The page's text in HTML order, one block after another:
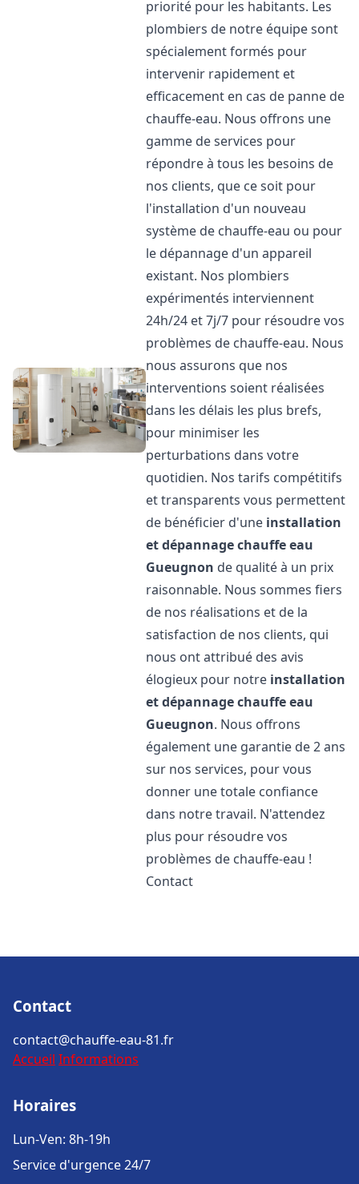
priorité pour les habitants. Les
plombiers de notre équipe sont
spécialement formés pour
intervenir rapidement et
efficacement en cas de panne de
chauffe-eau. Nous offrons une
gamme de services pour
répondre à tous les besoins de
nos clients, que ce soit pour
l'installation d'un nouveau
système de chauffe-eau ou pour
le dépannage d'un appareil
existant. Nos plombiers
expérimentés interviennent
24h/24 et 7j/7 pour résoudre vos
problèmes de chauffe-eau. Nous
nous assurons que nos
interventions soient réalisées
dans les délais les plus brefs,
pour minimiser les
perturbations dans votre
quotidien. Nos tarifs compétitifs
et transparents vous permettent
de bénéficier d'une installation
et dépannage chauffe eau
Gueugnon de qualité à un prix
raisonnable. Nous sommes fiers
de nos réalisations et de la
satisfaction de nos clients, qui
nous ont attribué des avis
élogieux pour notre installation
et dépannage chauffe eau
Gueugnon. Nous offrons
également une garantie de 2 ans
sur nos services, pour vous
donner une totale confiance
dans notre travail. N'attendez
plus pour résoudre vos
problèmes de chauffe-eau !
Contact
Contact
contact@chauffe-eau-81.fr
Accueil Informations
Horaires
Lun-Ven: 8h-19h
Service d'urgence 24/7